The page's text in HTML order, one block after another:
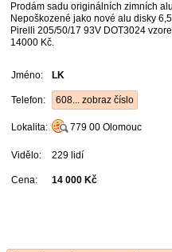
Prodám sadu originálních zimních
Nepoškozené jako nové alu disky
Pirelli 205/50/17 93V DOT3024
14000 Kč.
Jméno: LK
Telefon: 608... zobraz číslo
Lokalita: 779 00 Olomouc
Vidělo: 229 lidí
Cena: 14 000 Kč